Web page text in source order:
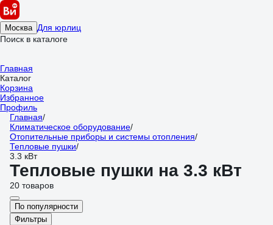
Москва Для юрлиц
Поиск в каталоге
Главная
Каталог
Корзина
Избранное
Профиль
Главная/
Климатическое оборудование/
Отопительные приборы и системы отопления/
Тепловые пушки/
3.3 кВт
Тепловые пушки на 3.3 кВт
20 товаров
По популярности
Фильтры